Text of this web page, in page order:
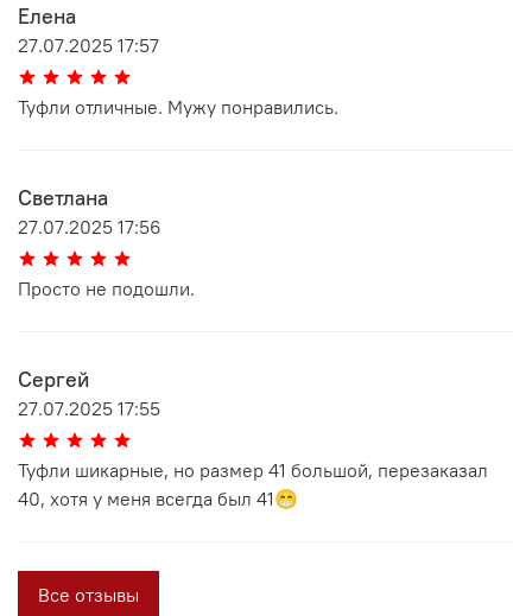
Елена
27.07.2025 17:57
Туфли отличные. Мужу понравились.
Светлана
27.07.2025 17:56
Просто не подошли.
Сергей
27.07.2025 17:55
Туфли шикарные, но размер 41 большой, перезаказал
40, хотя у меня всегда был 41😁
Все отзывы